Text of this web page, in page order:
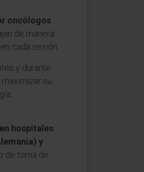
oncólogos
de manera
cada sesión.
y durante
su
hospitales
y
de toma de